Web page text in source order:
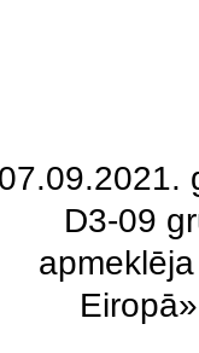
07.09.2021.
D3-09